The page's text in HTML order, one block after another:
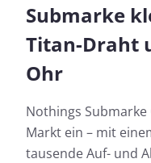
Submarke
Titan-Draht
Ohr
Nothings Submarke
Markt ein – mit
tausende Auf- und